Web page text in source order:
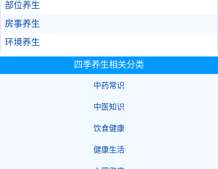
部位养生
房事养生
环境养生
四季养生相关分类
中药常识
中医知识
饮食健康
健康生活